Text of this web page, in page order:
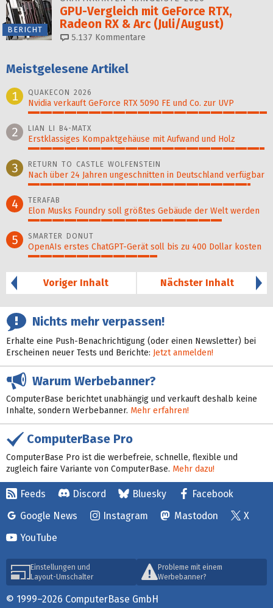
BERICHT
GPU-Vergleich mit GeForce RTX,
Radeon RX & Arc (Juli/August)
5.137 Kommentare
Meistgelesene Artikel
1
QUAKECON 2026
Nvidia verkauft GeForce RTX 5090 FE und Co. zur UVP
100%
2 LIAN LI B4-MATX
Erstklassiges Kompaktgehäuse mit Aufwand und Holz
99%
3 RETURN TO CASTLE WOLFENSTEIN
Nach über 24 Jahren ungeschnitten in Deutschland verfügbar
93%
4 TERAFAB
Elon Musks Foundry soll größ­tes Gebäude der Welt werden
81%
5 SMARTER DONUT
OpenAIs erstes ChatGPT-Gerät soll bis zu 400 Dollar kosten
54%
Voriger Inhalt
Nächster Inhalt
Nichts mehr verpassen!
Erhalte eine Push-Benachrichtigung (oder einen Newsletter) bei
Erscheinen neuer Tests und Berichte: Jetzt anmelden!
Warum Werbebanner?
ComputerBase berichtet unabhängig und verkauft deshalb keine
Inhalte, sondern Werbebanner. Mehr erfahren!
ComputerBase Pro
ComputerBase Pro ist die werbefreie, schnelle, flexible und
zugleich faire Variante von ComputerBase. Mehr dazu!
Feeds Discord Bluesky
Facebook
Google News
Instagram Mastodon
X
YouTube
Einstellungen und
Layout-Umschalter
Probleme mit einem
Werbebanner?
© 1999–2026 ComputerBase GmbH